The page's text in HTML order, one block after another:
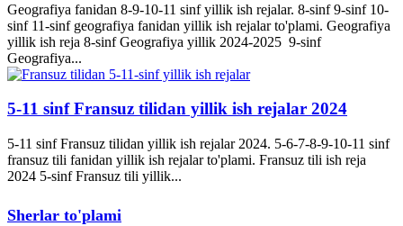
Geografiya fanidan 8-9-10-11 sinf yillik ish rejalar. 8-sinf 9-sinf 10-
sinf 11-sinf geografiya fanidan yillik ish rejalar to'plami. Geografiya
yillik ish reja 8-sinf Geografiya yillik 2024-2025 9-sinf
Geografiya...
5-11 sinf Fransuz tilidan yillik ish rejalar 2024
5-11 sinf Fransuz tilidan yillik ish rejalar 2024. 5-6-7-8-9-10-11 sinf
fransuz tili fanidan yillik ish rejalar to'plami. Fransuz tili ish reja
2024 5-sinf Fransuz tili yillik...
Sherlar to'plami